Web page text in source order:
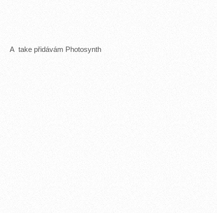
A take přidávám Photosynth